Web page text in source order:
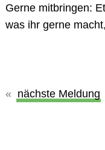
Gerne mitbringen:
was ihr gerne
nächste Meldung